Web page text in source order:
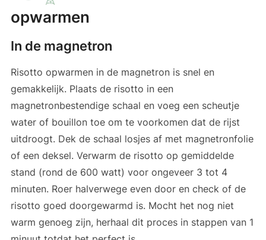
opwarmen
In de magnetron
Risotto opwarmen in de magnetron is snel en
gemakkelijk. Plaats de risotto in een
magnetronbestendige schaal en voeg een scheutje
water of bouillon toe om te voorkomen dat de rijst
uitdroogt. Dek de schaal losjes af met magnetronfolie
of een deksel. Verwarm de risotto op gemiddelde
stand (rond de 600 watt) voor ongeveer 3 tot 4
minuten. Roer halverwege even door en check of de
risotto goed doorgewarmd is. Mocht het nog niet
warm genoeg zijn, herhaal dit proces in stappen van 1